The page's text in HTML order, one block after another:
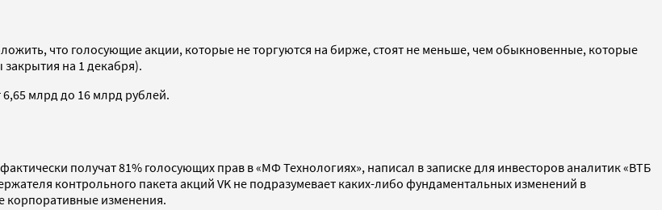
что голосующие акции, которые не торгуются на бирже, стоят не меньше, чем обыкновенные, которые
на 1 декабря).
млрд до 16 млрд рублей.
получат 81% голосующих прав в «МФ Технологиях», написал в записке для инвесторов аналитик «ВТБ
контрольного пакета акций VK не подразумевает каких-либо фундаментальных изменений в
корпоративные изменения.